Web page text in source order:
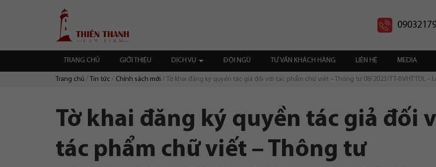
Trang
chủ
TRANG CHỦ GIỚI THIỆU DỊCH VỤ ĐỘI NGŨ TƯ VẤN KHÁCH HÀNG LIÊN HỆ MEDIA
Duyệt:
Trang chủ Tin tức Chính sách mới Tờ khai đăng ký quyền tác giả đối với tác phẩm chữ viết – Thông tư 08/2023/TT-BVHTTDL –
Tờ khai đăng ký quyền tác giả đối
tác phẩm chữ viết – Thông tư